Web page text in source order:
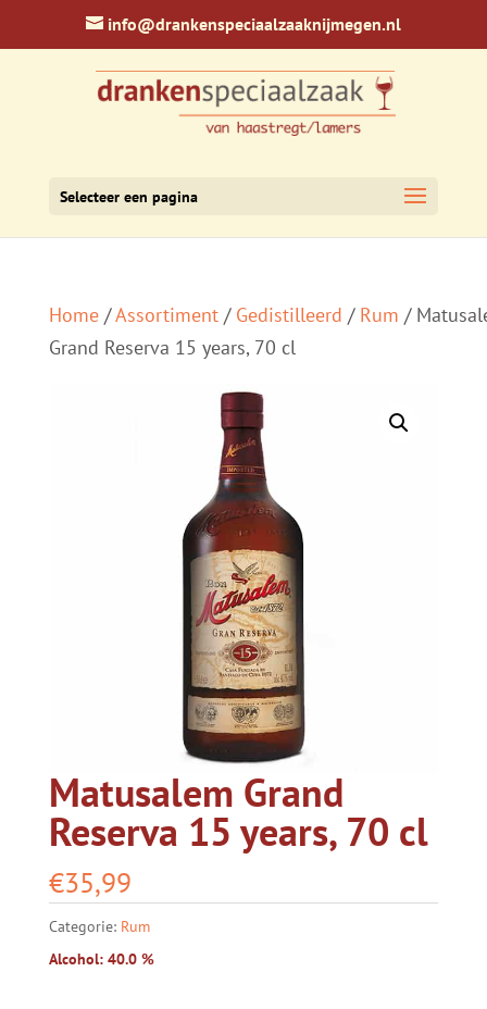
info@drankenspeciaalzaaknijmegen.nl
Selecteer een pagina
Home/Assortiment/ Gedistilleerd / Rum /
Grand Reserva 15 years, 70 cl
Matusalem Grand
Reserva 15 years, 70 cl
€35,99
Categorie: Rum
Alcohol: 40.0 %